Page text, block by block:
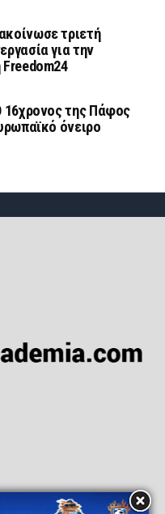
τριετή
για την
16χρονος της Πάφος
όνειρο